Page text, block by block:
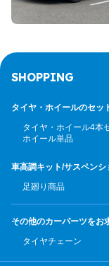
SHOPPING
タイヤ・ホイールのセッ
タイヤ・ホイール4本
ホイール単品
車高調キット/サスペンシ
足廻り商品
その他のカーパーツをお
タイヤチェーン